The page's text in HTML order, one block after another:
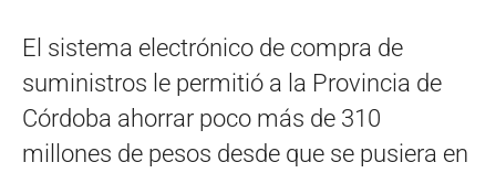
El sistema electrónico de compra de
suministros le permitió a la Provincia de
Córdoba ahorrar poco más de 310
millones de pesos desde que se pusiera en